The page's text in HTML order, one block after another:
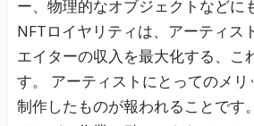
ー、物理的なオブジェクトなどに
NFTロイヤリティは、アーティス
エイターの収入を最大化する、こ
す。 アーティストにとってのメ
制作したものが報われることです